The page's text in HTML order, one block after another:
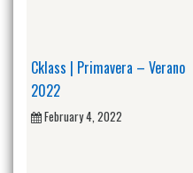
Cklass | Primavera – Verano
2022
February 4, 2022